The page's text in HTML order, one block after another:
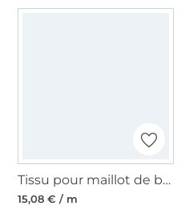
Tissu pour maillot de bain bleu
15,08 € / m